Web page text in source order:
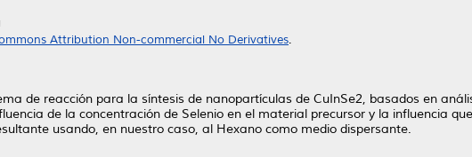
Attribution Non-commercial No Derivatives.
de reacción para la síntesis de nanopartículas de CuInSe2, basados en
de la concentración de Selenio en el material precursor y la influencia
usando, en nuestro caso, al Hexano como medio dispersante.